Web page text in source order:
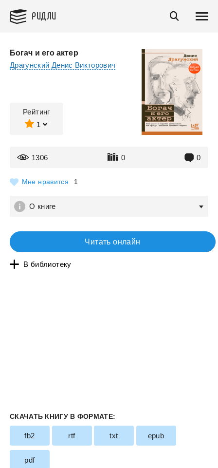
РИДЛИ
Богач и его актер
Драгунский Денис Викторович
Рейтинг
1
1306 0 0
Мне нравится 1
О книге
Читать онлайн
В библиотеку
СКАЧАТЬ КНИГУ В ФОРМАТЕ:
fb2 rtf txt epub
pdf